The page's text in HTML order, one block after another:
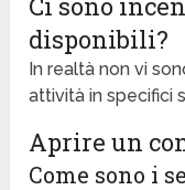
disponibili?
In realtà non vi
attività in specifici
Aprire un
Come sono i